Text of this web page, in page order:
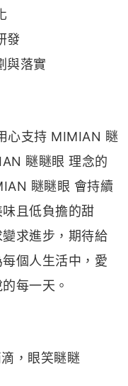
發
與落實
支持 MIMIAN 瞇
瞇瞇眼 理念的
瞇瞇眼 會持續
且低負擔的甜
求進步，期待給
個人生活中，愛
每一天。
，眼笑瞇瞇